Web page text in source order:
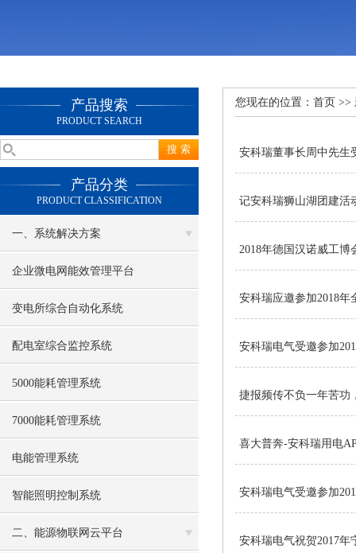
产品搜索
PRODUCT SEARCH
产品分类
PRODUCT CLASSIFICATION
一、系统解决方案
企业微电网能效管理平台
变电所综合自动化系统
配电室综合监控系统
5000能耗管理系统
7000能耗管理系统
电能管理系统
智能照明控制系统
二、能源物联网云平台
您现在的位置： 首页 >>
安科瑞董事长周中先生
记安科瑞狮山湖团建活
2018年德国汉诺威工博
安科瑞应邀参加2018
安科瑞电气受邀参加
捷报频传不负一年苦功
喜大普奔-安科瑞用电
安科瑞电气受邀参加
安科瑞电气祝贺2017